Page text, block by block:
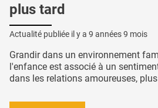
plus tard
Actualité publiée il y a 9 années 9 mois
Grandir dans un environnement
l'enfance est associé à un
dans les relations amoureuses,